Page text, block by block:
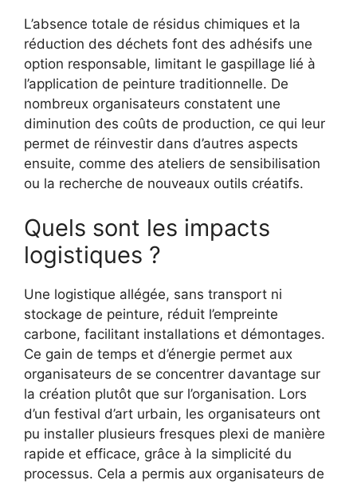
L’absence totale de résidus chimiques et la
réduction des déchets font des adhésifs une
option responsable, limitant le gaspillage lié à
l’application de peinture traditionnelle. De
nombreux organisateurs constatent une
diminution des coûts de production, ce qui leur
permet de réinvestir dans d’autres aspects
ensuite, comme des ateliers de sensibilisation
ou la recherche de nouveaux outils créatifs.
Quels sont les impacts
logistiques ?
Une logistique allégée, sans transport ni
stockage de peinture, réduit l’empreinte
carbone, facilitant installations et démontages.
Ce gain de temps et d’énergie permet aux
organisateurs de se concentrer davantage sur
la création plutôt que sur l’organisation. Lors
d’un festival d’art urbain, les organisateurs ont
pu installer plusieurs fresques plexi de manière
rapide et efficace, grâce à la simplicité du
processus. Cela a permis aux organisateurs de